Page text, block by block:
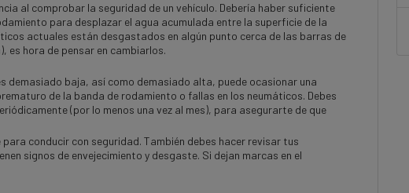
al comprobar la seguridad de un vehículo. Debería haber suficiente
para desplazar el agua acumulada entre la superficie de la
actuales están desgastados en algún punto cerca de las barras de
es hora de pensar en cambiarlos.
demasiado baja, así como demasiado alta, puede ocasionar una
de la banda de rodamiento o fallas en los neumáticos. Debes
(por lo menos una vez al mes), para asegurarte de que
conducir con seguridad. También debes hacer revisar tus
signos de envejecimiento y desgaste. Si dejan marcas en el